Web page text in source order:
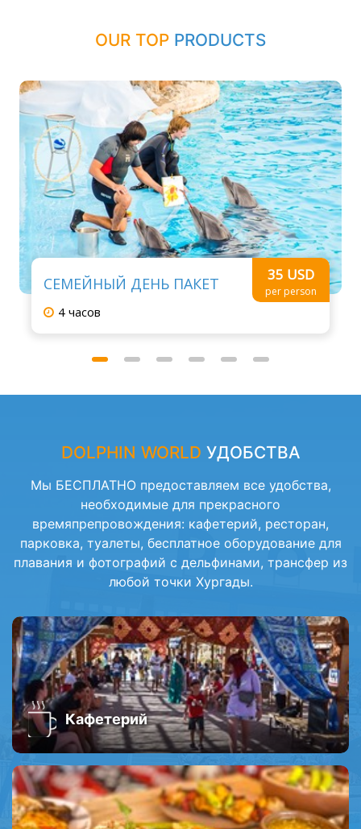
OUR TOP PRODUCTS
СЕМЕЙНЫЙ ДЕНЬ ПАКЕТ 35 USD
per person
4 часов
DOLPHIN WORLD УДОБСТВА
Мы БЕСПЛАТНО предоставляем все удобства,
необходимые для прекрасного
времяпрепровождения: кафетерий, ресторан,
парковка, туалеты, бесплатное оборудование для
плавания и фотографий с дельфинами, трансфер из
любой точки Хургады.
Кафетерий